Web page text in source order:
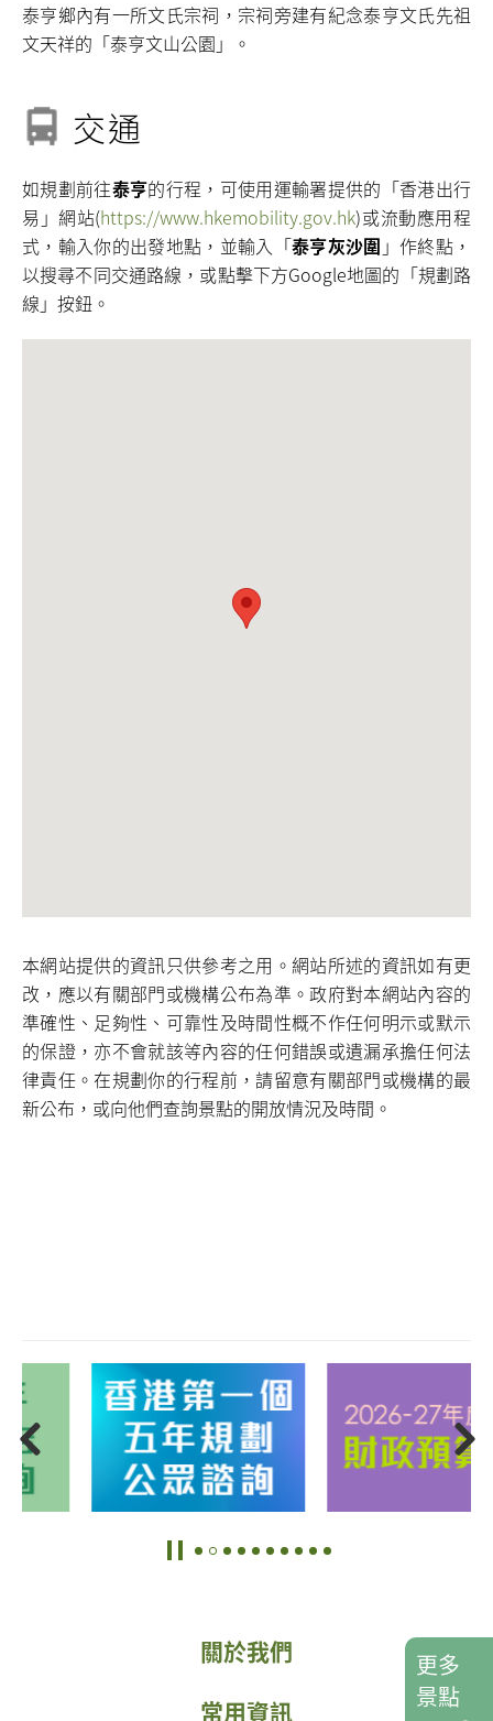
泰亨鄉內有一所文氏宗祠，宗祠旁建有紀念泰亨文氏先祖
文天祥的「泰亨文山公園」。
交通
如規劃前往泰亨的行程，可使用運輸署提供的「香港出行
易」網站(https://www.hkemobility.gov.hk)或流動應用程
式，輸入你的出發地點，並輸入「泰亨灰沙圍 」作終點，
以搜尋不同交通路線，或點擊下方Google地圖的「規劃路
線」按鈕。
本網站提供的資訊只供參考之用。網站所述的資訊如有更
改，應以有關部門或機構公布為準。政府對本網站內容的
準確性、足夠性、可靠性及時間性概不作任何明示或默示
的保證，亦不會就該等內容的任何錯誤或遺漏承擔任何法
律責任。在規劃你的行程前，請留意有關部門或機構的最
新公布，或向他們查詢景點的開放情況及時間。
關於我們
常用資訊
更多
景點